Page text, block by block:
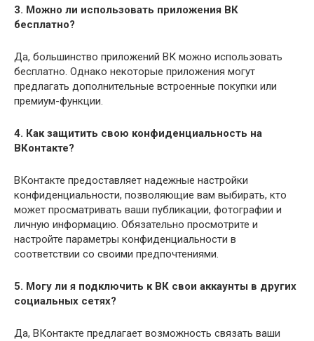
3. Можно ли использовать приложения ВК
бесплатно?
Да, большинство приложений ВК можно использовать
бесплатно. Однако некоторые приложения могут
предлагать дополнительные встроенные покупки или
премиум-функции.
4. Как защитить свою конфиденциальность на
ВКонтакте?
ВКонтакте предоставляет надежные настройки
конфиденциальности, позволяющие вам выбирать, кто
может просматривать ваши публикации, фотографии и
личную информацию. Обязательно просмотрите и
настройте параметры конфиденциальности в
соответствии со своими предпочтениями.
5. Могу ли я подключить к ВК свои аккаунты в других
социальных сетях?
Да, ВКонтакте предлагает возможность связать ваши